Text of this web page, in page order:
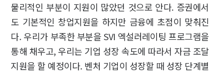
물리적인 부분이 지원이 많았던 것으로 안다. 증권에서
도 기본적인 창업지원을 하지만 금융에 초점이 맞춰진
다. 우리가 부족한 부분을 SVI 엑설러레이팅 프로그램을
통해 채우고, 우리는 기업 성장 속도에 따라서 자금 조달
지원을 할 예정이다. 벤처 기업이 성장할 때 성장 단계별